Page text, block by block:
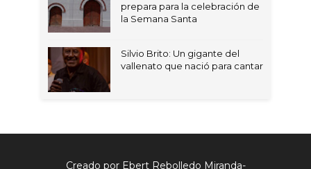
prepara para la celebración de
la Semana Santa
Silvio Brito: Un gigante del
vallenato que nació para cantar
Creado por Ebert Rebolledo Miranda-